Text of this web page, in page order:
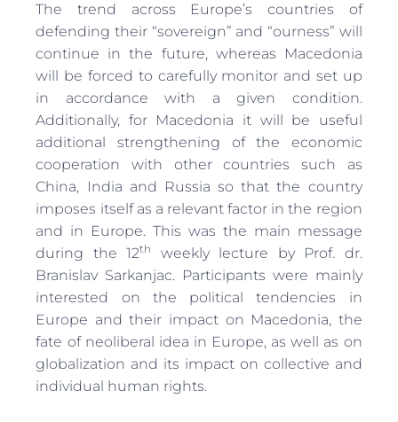
The trend across Europe’s countries of
defending their “sovereign” and “ourness” will
continue in the future, whereas Macedonia
will be forced to carefully monitor and set up
in accordance with a given condition.
Additionally, for Macedonia it will be useful
additional strengthening of the economic
cooperation with other countries such as
China, India and Russia so that the country
imposes itself as a relevant factor in the region
and in Europe. This was the main message
during the 12th
weekly lecture by Prof. dr.
Branislav Sarkanjac. Participants were mainly
interested on the political tendencies in
Europe and their impact on Macedonia, the
fate of neoliberal idea in Europe, as well as on
globalization and its impact on collective and
individual human rights.